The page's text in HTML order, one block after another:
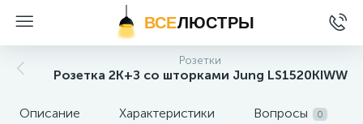
ВСЕЛЮСТРЫ
Розетки
Розетка 2K+З со шторками Jung LS1520KIWW
Описание Характеристики Вопросы 0